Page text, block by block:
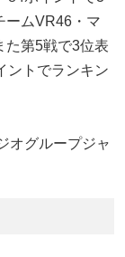
ームVR46・マ
た第5戦で3位表
ントでランキン
グループジャ